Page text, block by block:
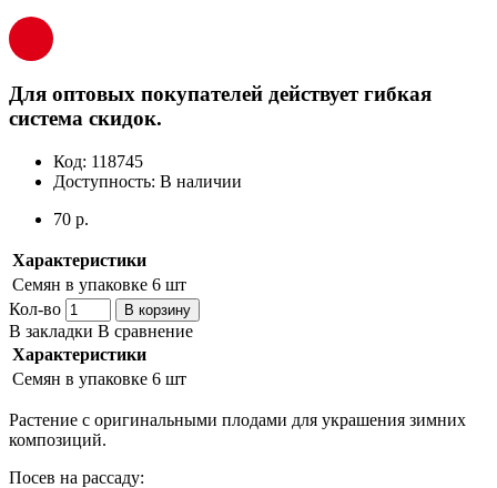
Для оптовых покупателей действует гибкая
система скидок.
Код: 118745
Доступность: В наличии
70 р.
Характеристики
Семян в упаковке 6 шт
Кол-во
В корзину
В закладки В сравнение
Характеристики
Семян в упаковке 6 шт
Растение с оригинальными плодами для украшения зимних
композиций.
Посев на рассаду: